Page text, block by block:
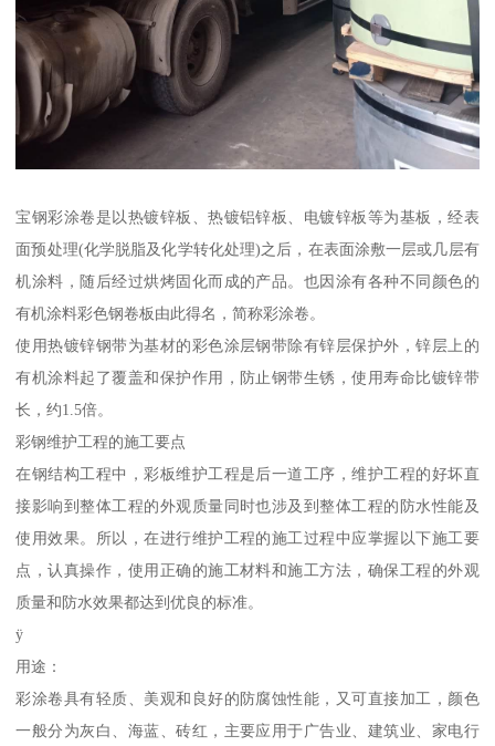
宝钢彩涂卷是以热镀锌板、热镀铝锌板、电镀锌板等为基板，经表
面预处理(化学脱脂及化学转化处理)之后，在表面涂敷一层或几层有
机涂料，随后经过烘烤固化而成的产品。也因涂有各种不同颜色的
有机涂料彩色钢卷板由此得名，简称彩涂卷。
使用热镀锌钢带为基材的彩色涂层钢带除有锌层保护外，锌层上的
有机涂料起了覆盖和保护作用，防止钢带生锈，使用寿命比镀锌带
长，约1.5倍。
彩钢维护工程的施工要点
在钢结构工程中，彩板维护工程是后一道工序，维护工程的好坏直
接影响到整体工程的外观质量同时也涉及到整体工程的防水性能及
使用效果。所以，在进行维护工程的施工过程中应掌握以下施工要
点，认真操作，使用正确的施工材料和施工方法，确保工程的外观
质量和防水效果都达到优良的标准。
ÿ
用途：
彩涂卷具有轻质、美观和良好的防腐蚀性能，又可直接加工，颜色
一般分为灰白、海蓝、砖红，主要应用于广告业、建筑业、家电行